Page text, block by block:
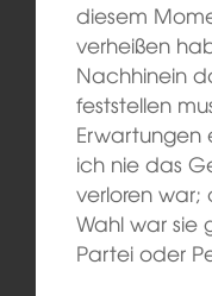
diesem
verheißen
Nachhinein
feststellen
ich nie das
verloren war;
Wahl war sie
Partei oder